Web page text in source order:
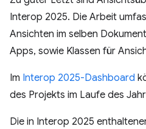
Interop 2025. Die Arbeit
Ansichten im selben
Apps, sowie Klassen für
Im Interop 2025-Dashboard
des Projekts im Laufe des
Die in Interop 2025